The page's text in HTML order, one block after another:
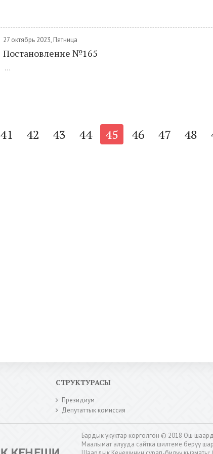
27 октябрь 2023, Пятница
Постановление №165
...
41 42 43 44 45 46 47 48
СТРУКТУРАСЫ
Президиум
Депутаттык комиссия
Бардык укуктар корголгон © 2018 Ош
Маалымат алууда сайтка шилтеме берүү